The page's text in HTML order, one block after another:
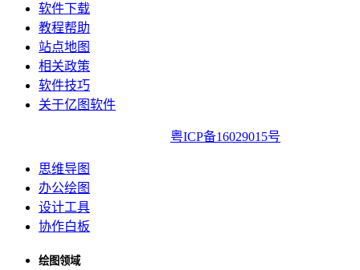
软件下载
教程帮助
站点地图
相关政策
软件技巧
关于亿图软件
粤ICP备16029015号
思维导图
办公绘图
设计工具
协作白板
绘图领域